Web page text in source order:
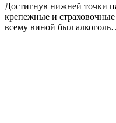
Достигнув нижней точки
крепежные и
всему виной был